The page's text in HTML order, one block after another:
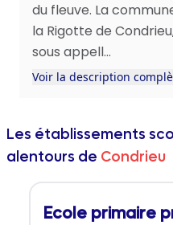
du fleuve. La
la Rigotte de
sous appell...
Voir la description
Les établissements
alentours de Condrieu
Ecole primaire